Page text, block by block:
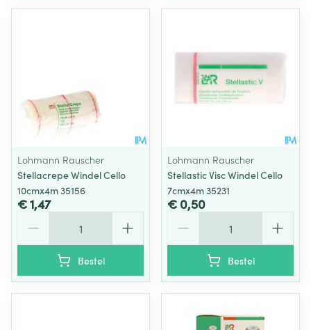
Lohmann Rauscher
Stellacrepe Windel Cello
10cmx4m 35156
€ 1,47
Bestel
Lohmann Rauscher
Stellastic Visc Windel Cello
7cmx4m 35231
€ 0,50
Bestel